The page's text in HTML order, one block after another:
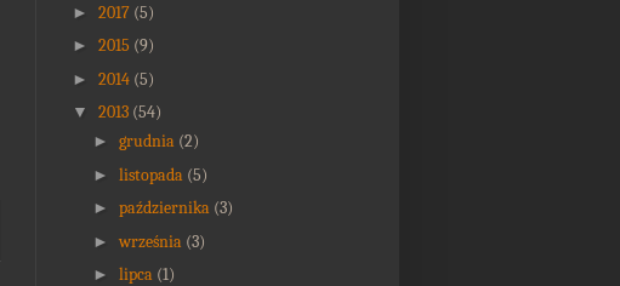
► 2017 (5)
► 2015 (9)
► 2014 (5)
▼ 2013 (54)
► grudnia (2)
► listopada (5)
► października (3)
► września (3)
► lipca (1)